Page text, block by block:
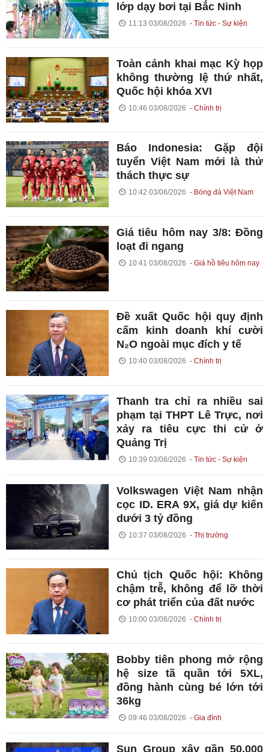
lớp dạy bơi tại Bắc Ninh
11:13 03/08/2026 Tin tức - Sự kiện
Toàn cảnh khai mạc Kỳ họp
không thường lệ thứ nhất,
Quốc hội khóa XVI
10:46 03/08/2026 Chính trị
Báo Indonesia: Gặp đội
tuyển Việt Nam mới là thử
thách thực sự
10:42 03/08/2026 Bóng đá Việt Nam
Giá tiêu hôm nay 3/8: Đồng
loạt đi ngang
10:41 03/08/2026 Giá hồ tiêu hôm nay
Đề xuất Quốc hội quy định
cấm kinh doanh khí cười
N₂O ngoài mục đích y tế
10:40 03/08/2026 Chính trị
Thanh tra chỉ ra nhiều sai
phạm tại THPT Lê Trực, nơi
xảy ra tiêu cực thi cử ở
Quảng Trị
10:39 03/08/2026 Tin tức - Sự kiện
Volkswagen Việt Nam nhận
cọc ID. ERA 9X, giá dự kiến
dưới 3 tỷ đồng
10:37 03/08/2026 Thị trường
Chủ tịch Quốc hội: Không
chậm trễ, không để lỡ thời
cơ phát triển của đất nước
10:00 03/08/2026 Chính trị
Bobby tiên phong mở rộng
hệ size tã quần tới 5XL,
đồng hành cùng bé lớn tới
36kg
09:46 03/08/2026 Gia đình
Sun Group xây gần 50.000